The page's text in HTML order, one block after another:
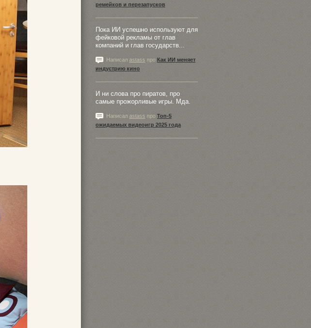
ремейков и перезапусков
Пока ИИ успешно используют для
фейковой рекламы от глав
компаний и глав государств...
Написал astass про Как ИИ меняет
индустрию кино
И ни слова про пиратов, про
самые прожорливые игры. Мда.
Написал astass про Топ-5
ожидаемых видеоигр 2025 года